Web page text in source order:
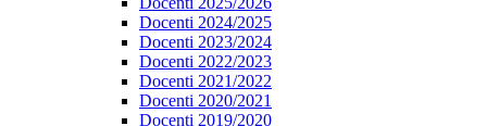
Docenti 2024/2025
Docenti 2023/2024
Docenti 2022/2023
Docenti 2021/2022
Docenti 2020/2021
Docenti 2019/2020